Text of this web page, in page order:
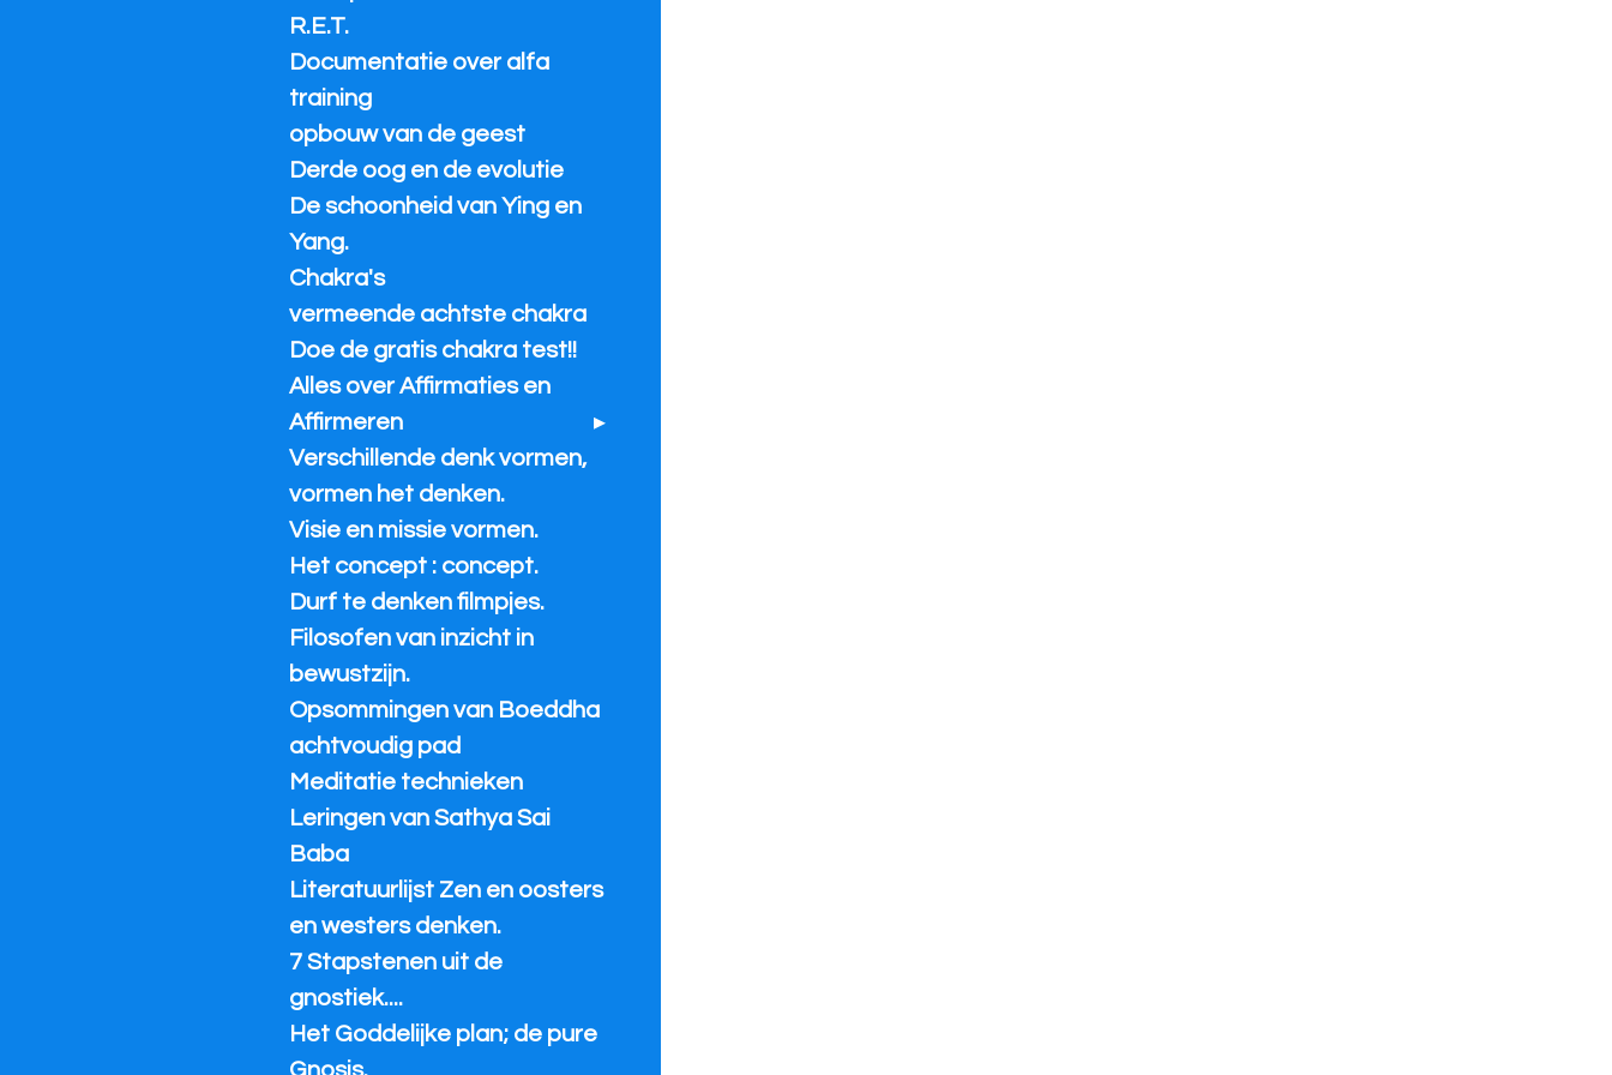
R.E.T.
Documentatie over alfa
training
opbouw van de geest
Derde oog en de evolutie
De schoonheid van Ying en
Yang.
Chakra's
vermeende achtste chakra
Doe de gratis chakra test!!
Alles over Affirmaties en
Affirmeren
Verschillende denk vormen,
vormen het denken.
Visie en missie vormen.
Het concept : concept.
Durf te denken filmpjes.
Filosofen van inzicht in
bewustzijn.
Opsommingen van Boeddha
achtvoudig pad
Meditatie technieken
Leringen van Sathya Sai
Baba
Literatuurlijst Zen en oosters
en westers denken.
7 Stapstenen uit de
gnostiek....
Het Goddelijke plan; de pure
Gnosis.